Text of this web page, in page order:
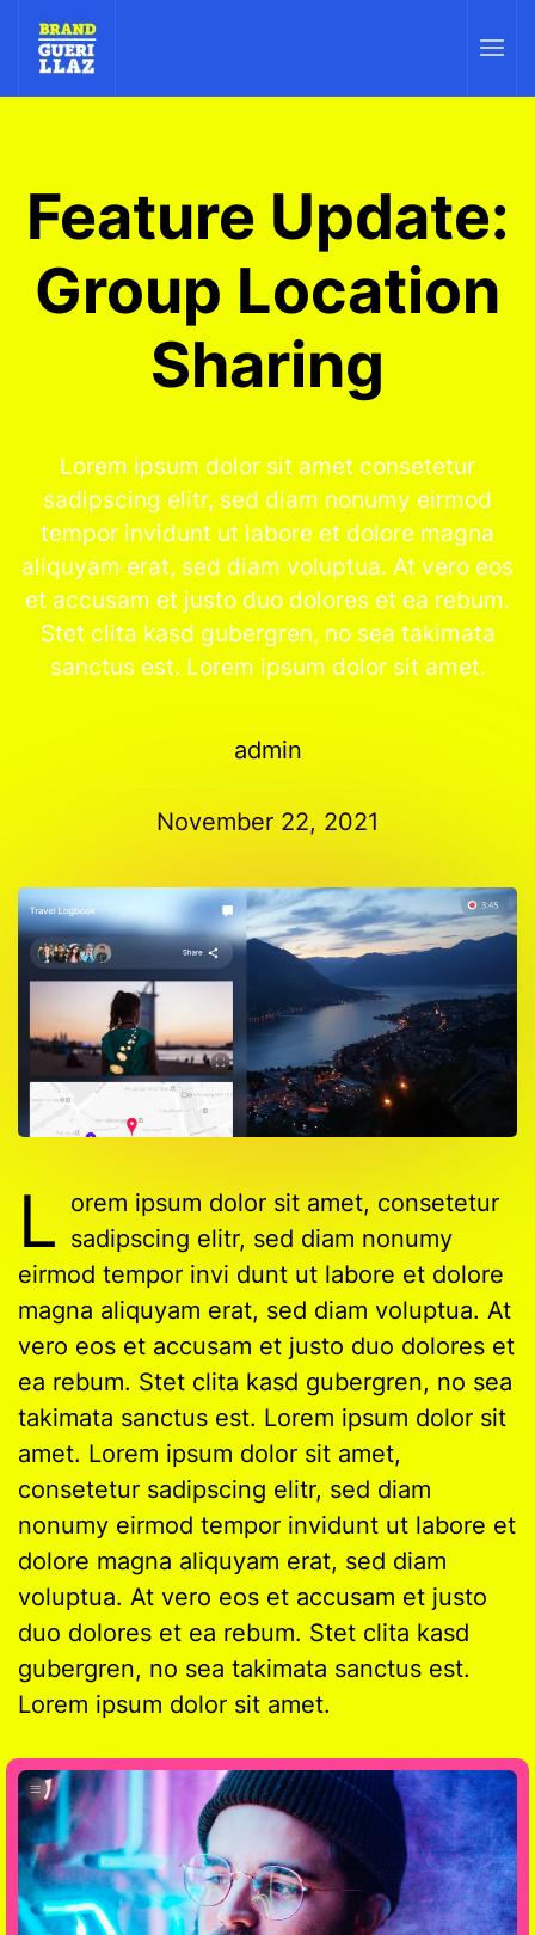
Feature Update:
Group Location
Sharing
Lorem ipsum dolor sit amet consetetur
sadipscing elitr, sed diam nonumy eirmod
tempor invidunt ut labore et dolore magna
aliquyam erat, sed diam voluptua. At vero eos
et accusam et justo duo dolores et ea rebum.
Stet clita kasd gubergren, no sea takimata
sanctus est. Lorem ipsum dolor sit amet.
admin
November 22, 2021
L orem ipsum dolor sit amet, consetetur
sadipscing elitr, sed diam nonumy
eirmod tempor invi dunt ut labore et dolore
magna aliquyam erat, sed diam voluptua. At
vero eos et accusam et justo duo dolores et
ea rebum. Stet clita kasd gubergren, no sea
takimata sanctus est. Lorem ipsum dolor sit
amet. Lorem ipsum dolor sit amet,
consetetur sadipscing elitr, sed diam
nonumy eirmod tempor invidunt ut labore et
dolore magna aliquyam erat, sed diam
voluptua. At vero eos et accusam et justo
duo dolores et ea rebum. Stet clita kasd
gubergren, no sea takimata sanctus est.
Lorem ipsum dolor sit amet.